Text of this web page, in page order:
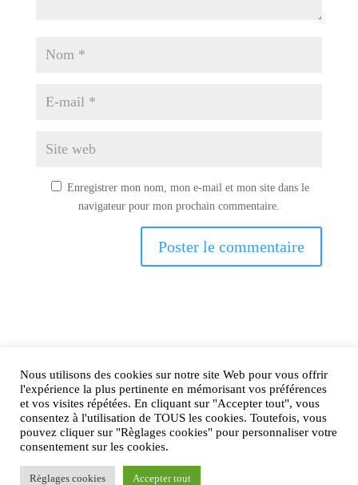
Enregistrer mon nom, mon e-mail et mon site dans le
navigateur pour mon prochain commentaire.
AIRtage 2024© Tous droits réservés
Mentions légales
Contactez-nous !
Nous utilisons des cookies sur notre site Web pour vous offrir
l'expérience la plus pertinente en mémorisant vos préférences
et vos visites répétées. En cliquant sur "Accepter tout", vous
consentez à l'utilisation de TOUS les cookies. Toutefois, vous
pouvez cliquer sur "Règlages cookies" pour personnaliser votre
consentement sur les cookies.
Règlages cookies Accepter tout